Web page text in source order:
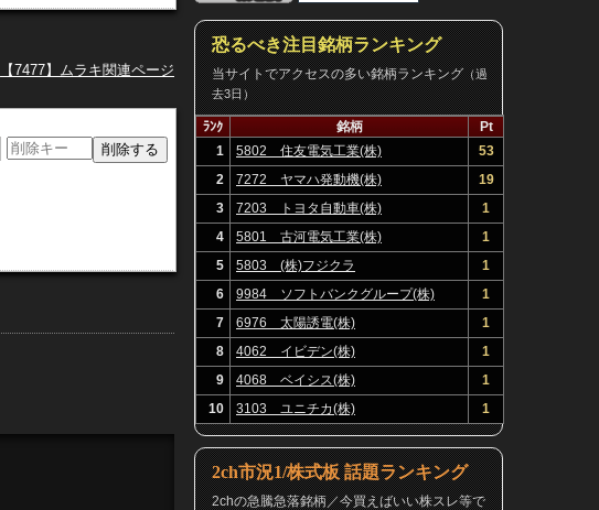
【7477】ムラキ関連ページ
恐るべき注目銘柄ランキング
当サイトでアクセスの多い銘柄ランキング（過
去3日）
ﾗﾝｸ 銘柄
Pt
1
5802 住友電気工業(株)
53
2
7272 ヤマハ発動機(株)
19
3
7203 トヨタ自動車(株)
1
4
5801 古河電気工業(株)
1
5
5803 (株)フジクラ
1
6
9984 ソフトバンクグループ(株)
1
7
6976 太陽誘電(株)
1
8
4062 イビデン(株)
1
9
4068 ベイシス(株)
1
10
3103 ユニチカ(株) 1
2ch市況1/株式板 話題ランキング
2chの急騰急落銘柄／今買えばいい株スレ等で